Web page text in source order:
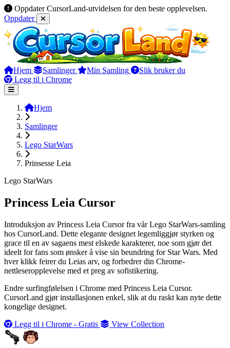
Oppdater CursorLand-utvidelsen for den beste opplevelsen.
Oppdater
Hjem Samlinger Min Samling
Slik bruker du
Legg til i Chrome
Hjem
Samlinger
Lego StarWars
Prinsesse Leia
Lego StarWars
Princess Leia Cursor
Introduksjon av Princess Leia Cursor fra vår Lego StarWars-samling
hos CursorLand. Dette elegante designet legemliggjør styrken og
grace til en av sagaens mest elskede karakterer, noe som gjør det
ideelt for fans som ønsker å vise sin beundring for Star Wars. Med
hver klikk feirer du Leias arv, og forbedrer din Chrome-
nettleseropplevelse med et preg av sofistikering.
Endre surfingfølelsen i Chrome med Princess Leia Cursor.
CursorLand gjør installasjonen enkel, slik at du raskt kan nyte dette
kongelige designet.
Legg til i Chrome - Gratis
View Collection